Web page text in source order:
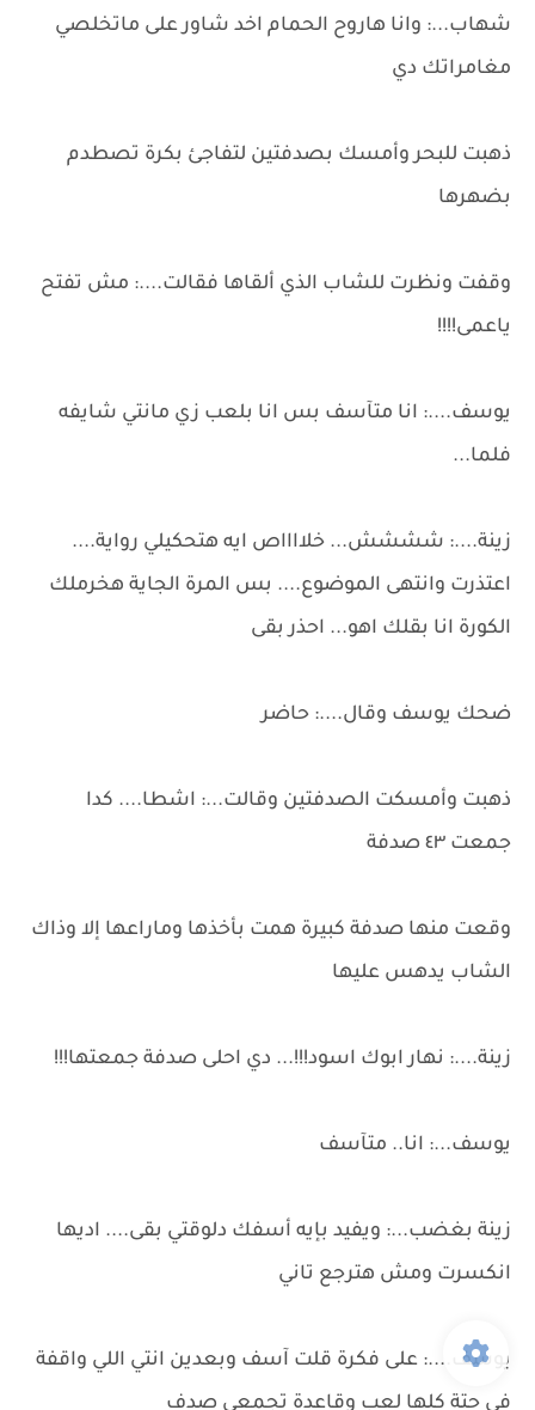
شهاب...: وانا هاروح الحمام اخد شاور على ماتخلصي
مغامراتك دي
ذهبت للبحر وأمسك بصدفتين لتفاجئ بكرة تصطدم
بضهرها
وقفت ونظرت للشاب الذي ألقاها فقالت....: مش تفتح
ياعمى!!!!
يوسف....: انا متآسف بس انا بلعب زي مانتي شايفه
فلما...
زينة....: شششش... خلااااص ايه هتحكيلي رواية....
اعتذرت وانتهى الموضوع.... بس المرة الجاية هخرملك
الكورة انا بقلك اهو... احذر بقى
ضحك يوسف وقال....: حاضر
ذهبت وأمسكت الصدفتين وقالت...: اشطا.... كدا
جمعت ٤٣ صدفة
وقعت منها صدفة كبيرة همت بأخذها وماراعها إلا وذاك
الشاب يدهس عليها
زينة....: نهار ابوك اسود!!!... دي احلى صدفة جمعتها!!!
يوسف...: انا.. متآسف
زينة بغضب...: ويفيد بإيه أسفك دلوقتي بقى.... اديها
انكسرت ومش هترجع تاني
يوسف....: على فكرة قلت آسف وبعدين انتي اللي واقفة
في حتة كلها لعب وقاعدة تجمعي صدف